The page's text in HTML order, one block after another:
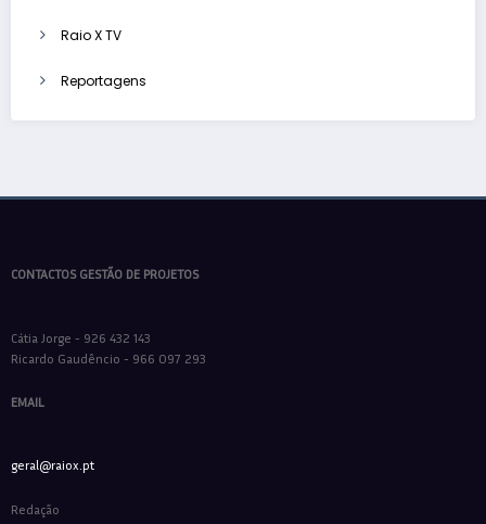
Raio X TV
Reportagens
CONTACTOS GESTÃO DE PROJETOS
Cátia Jorge - 926 432 143
Ricardo Gaudêncio - 966 097 293
EMAIL
geral@raiox.pt
Redação